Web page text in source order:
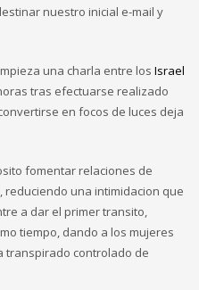
nuestro inicial e-mail y
una charla entre los Israel
tras efectuarse realizado
en focos de luces deja
fomentar relaciones de
una intimidacion que
a dar el primer transito,
tiempo, dando a los mujeres
transpirado controlado de